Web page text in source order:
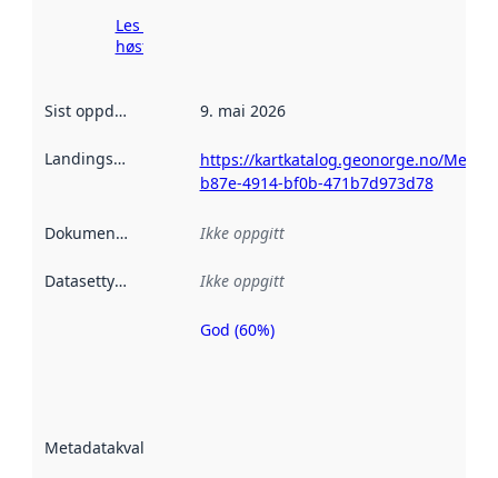
Les mer om
høsting her
Sist oppdatert 9. mai 2026
Landingsside
https://kartkatalog.geonorge.no/
b87e-4914-bf0b-471b7d973d78
Dokumentasjon Ikke oppgitt
Datasettype Ikke oppgitt
Metadatakvalitet
Metadatakvalitet
God (60%)